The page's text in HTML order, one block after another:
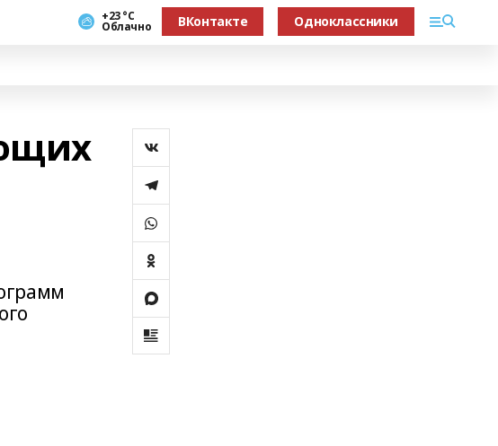
+23 °С
Облачно ВКонтакте Одноклассники